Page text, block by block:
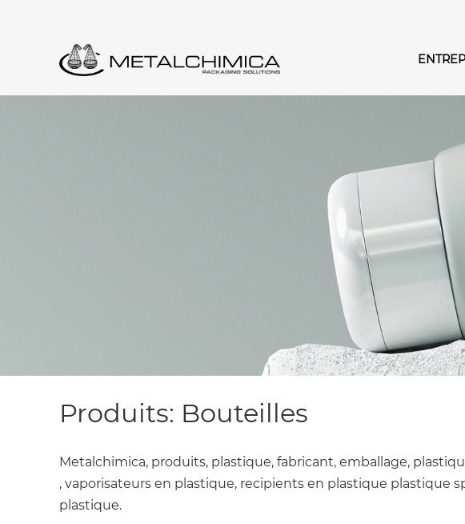
Produits: Bouteilles
Metalchimica, produits, plastique, fabricant, emballage,
, vaporisateurs en plastique, recipients en plastique plastique
plastique.